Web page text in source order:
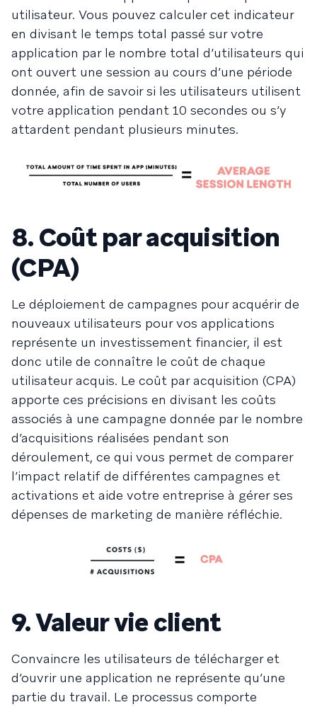
utilisateur. Vous pouvez calculer cet indicateur
en divisant le temps total passé sur votre
application par le nombre total d’utilisateurs qui
ont ouvert une session au cours d’une période
donnée, afin de savoir si les utilisateurs utilisent
votre application pendant 10 secondes ou s’y
attardent pendant plusieurs minutes.
8. Coût par acquisition
(CPA)
Le déploiement de campagnes pour acquérir de
nouveaux utilisateurs pour vos applications
représente un investissement financier, il est
donc utile de connaître le coût de chaque
utilisateur acquis. Le coût par acquisition (CPA)
apporte ces précisions en divisant les coûts
associés à une campagne donnée par le nombre
d’acquisitions réalisées pendant son
déroulement, ce qui vous permet de comparer
l’impact relatif de différentes campagnes et
activations et aide votre entreprise à gérer ses
dépenses de marketing de manière réfléchie.
9. Valeur vie client
Convaincre les utilisateurs de télécharger et
d’ouvrir une application ne représente qu’une
partie du travail. Le processus comporte